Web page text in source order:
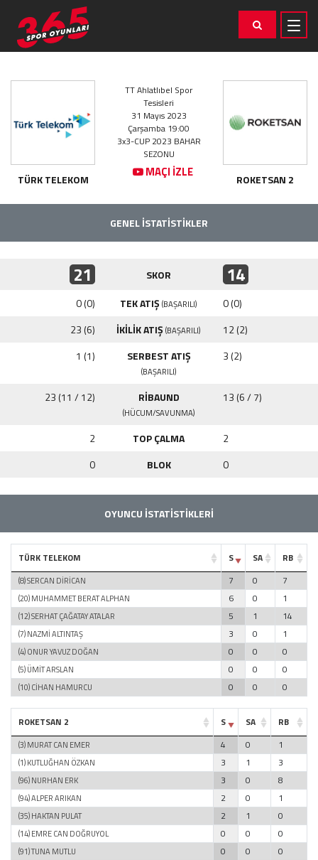
TÜRK TELEKOM
TT Ahlatlıbel Spor
Tesisleri
31 Mayıs 2023
Çarşamba 19:00
3x3-CUP 2023 BAHAR
SEZONU
MAÇI İZLE ROKETSAN 2
GENEL İSTATİSTİKLER
21 SKOR 14
0 (0) TEK ATIŞ(BAŞARILI)
0 (0)
23 (6)
İKİLİK ATIŞ(BAŞARILI)
12 (2)
1 (1)
SERBEST ATIŞ
(BAŞARILI)
3 (2)
23 (11 / 12) RİBAUND
(HÜCUM/SAVUNMA)
13 (6 / 7)
2 TOP ÇALMA
2
0
BLOK 0
OYUNCU İSTATİSTİKLERİ
TÜRK TELEKOM S SA RB
(8) SERCAN DİRİCAN 7 0 7
(20) MUHAMMET BERAT ALPHAN 6 0 1
(12) SERHAT ÇAĞATAY ATALAR 5 1 14
(7) NAZMİ ALTINTAŞ 3 0 1
(4) ONUR YAVUZ DOĞAN 0 0 0
(5) ÜMİT ARSLAN 0 0 0
(10) CİHAN HAMURCU 0 0 0
ROKETSAN 2 S SA RB
(3) MURAT CAN EMER 4 0 1
(1) KUTLUĞHAN ÖZKAN 3 1 3
(96) NURHAN ERK 3 0 8
(94) ALPER ARIKAN 2 0 1
(35) HAKTAN PULAT 2 1 0
(14) EMRE CAN DOĞRUYOL 0 0 0
(91) TUNA MUTLU 0 0 0